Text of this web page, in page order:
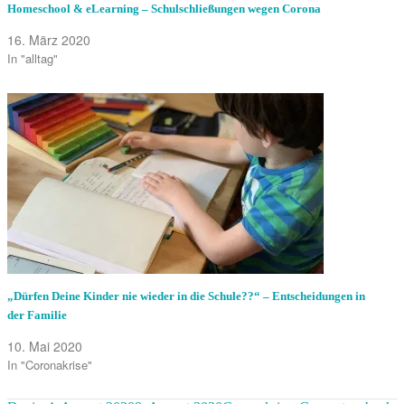
Homeschool & eLearning – Schulschließungen wegen Corona
16. März 2020
In "alltag"
„Dürfen Deine Kinder nie wieder in die Schule??“ – Entscheidungen in
der Familie
10. Mai 2020
In "Coronakrise"